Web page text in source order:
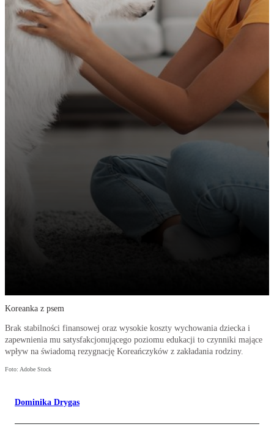
Koreanka z psem
Brak stabilności finansowej oraz wysokie koszty wychowania dziecka i
zapewnienia mu satysfakcjonującego poziomu edukacji to czynniki mające
wpływ na świadomą rezygnację Koreańczyków z zakładania rodziny.
Foto: Adobe Stock
Dominika Drygas